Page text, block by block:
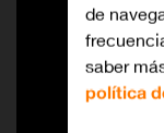
de
saber
política